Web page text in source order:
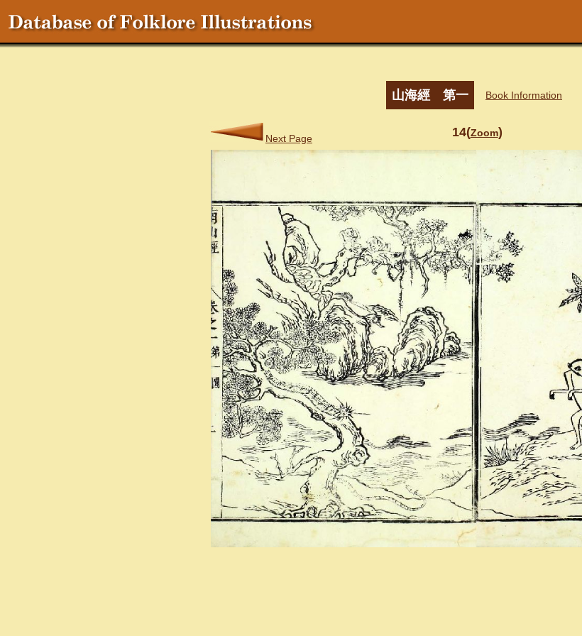
山海經 第一 Book Information
Next Page 14(Zoom)